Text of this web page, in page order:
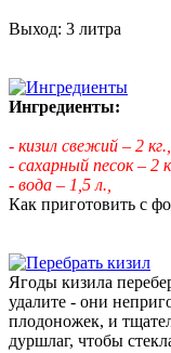
Выход: 3 литра
Ингредиенты:
- кизил свежий – 2 кг.,
- сахарный песок – 2
- вода – 1,5 л.,
Как приготовить с
Ягоды кизила
удалите - они
плодоножек, и
дуршлаг, чтобы